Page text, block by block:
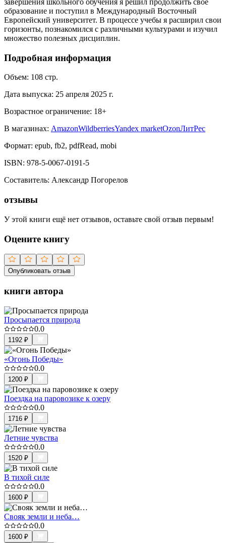
завершения школьного обучения я решил продолжить свое
образование и поступил в Международный Восточный
Европейский университет. В процессе учебы я расширил свои
горизонты, познакомился с различными культурами и изучил
множество полезных дисциплин.
Подробная информация
Объем: 108 стр.
Дата выпуска: 25 апреля 2025 г.
Возрастное ограничение: 18+
В магазинах: AmazonWildberriesYandex marketOzonЛитРес
Формат: epub, fb2, pdfRead, mobi
ISBN: 978-5-0067-0191-5
Составитель: Александр Погорелов
отзывы
У этой книги ещё нет отзывов, оставьте свой отзыв первым!
Оцените книгу
Опубликовать отзыв
книги автора
Просыпается природа
0.0
1192 ₽
«Огонь Победы»
0.0
1200 ₽
Поездка на паровозике к озеру
0.0
1716 ₽
Летние чувства
0.0
1520 ₽
В тихой силе
0.0
1600 ₽
Свояк земли и неба…
0.0
1600 ₽